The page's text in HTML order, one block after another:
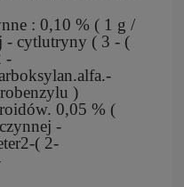
: 0,10 % ( 1 g /
- cytlutryny ( 3 - (
-
)
0,05 % (
-
( 2-